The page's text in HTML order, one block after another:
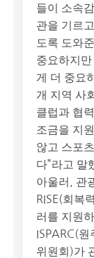
들이 소속
관을 기르
도록 도와
중요하지
게 더 중요
개 지역 사
클럽과 협
조금을 지
않고 스포
다”라고 말
아울러, 관
RISE(회복
러를 지원
ISPARC(
위원회)가